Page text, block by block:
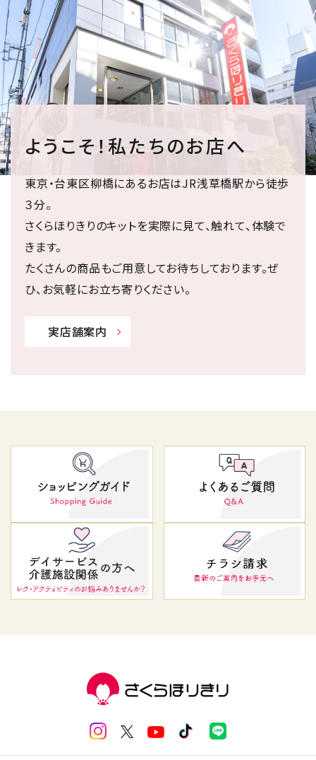
ようこそ！私たちのお店へ
東京・台東区柳橋にあるお店はJR浅草橋駅から徒歩
３分。
さくらほりきりのキットを実際に見て、触れて、体験で
きます。
たくさんの商品もご用意してお待ちしております。ぜ
ひ、お気軽にお立ち寄りください。
実店舗案内